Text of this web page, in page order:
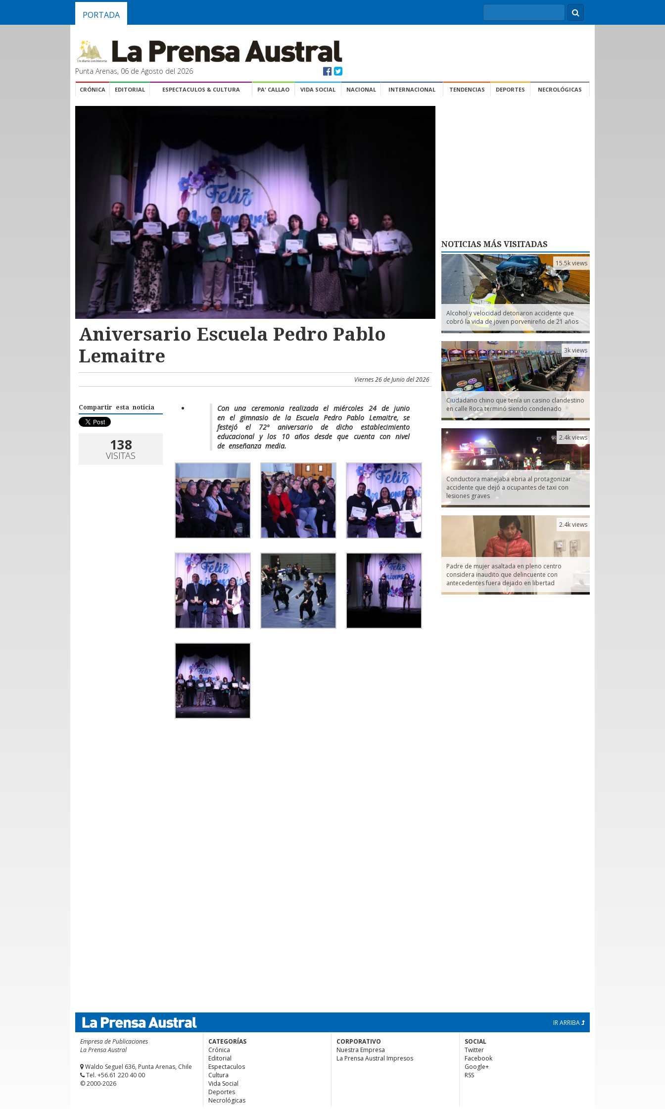
PORTADA
Punta Arenas, 06 de Agosto del 2026
CRÓNICA EDITORIAL ESPECTACULOS & CULTURA PA' CALLAO VIDA SOCIAL NACIONAL INTERNACIONAL TENDENCIAS DEPORTES NECROLÓGICAS
Aniversario Escuela Pedro Pablo
Lemaitre
Viernes 26 de Junio del 2026
Compartir esta noticia
138
VISITAS
Con una ceremonia realizada el miércoles 24 de junio
en el gimnasio de la Escuela Pedro Pablo Lemaitre, se
festejó el 72º aniversario de dicho establecimiento
educacional y los 10 años desde que cuenta con nivel
de enseñanza media.
NOTICIAS MÁS VISITADAS
Alcohol y velocidad detonaron accidente que
cobró la vida de joven porvenireño de 21 años
15.5k views
Ciudadano chino que tenía un casino clandestino
en calle Roca terminó siendo condenado
3k views
Conductora manejaba ebria al protagonizar
accidente que dejó a ocupantes de taxi con
lesiones graves
2.4k views
Padre de mujer asaltada en pleno centro
considera inaudito que delincuente con
antecedentes fuera dejado en libertad
2.4k views
IR ARRIBA
Empresa de Publicaciones
La Prensa Austral
Waldo Seguel 636, Punta Arenas, Chile
Tel. +56.61 220 40 00
© 2000-2026
CATEGORÍAS
Crónica
Editorial
Espectaculos
Cultura
Vida Social
Deportes
Necrológicas
CORPORATIVO
Nuestra Empresa
La Prensa Austral Impresos
SOCIAL
Twitter
Facebook
Google+
RSS